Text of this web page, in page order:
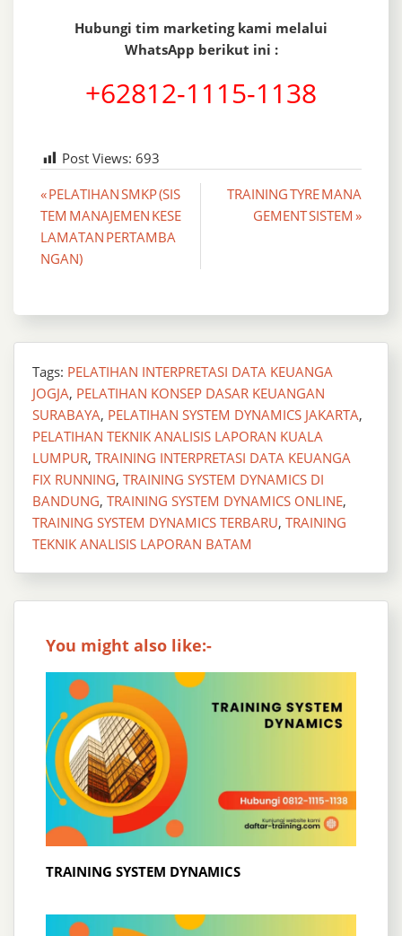
Hubungi tim marketing kami melalui
WhatsApp berikut ini :
+62812-1115-1138
Post Views: 693
Post
navigation
« PELATIHAN SMKP (SIS
TEM MANAJEMEN KESE
LAMATAN PERTAMBA
NGAN)
TRAINING TYRE MANA
GEMENT SISTEM »
Tags: PELATIHAN INTERPRETASI DATA KEUANGA
JOGJA, PELATIHAN KONSEP DASAR KEUANGAN
SURABAYA, PELATIHAN SYSTEM DYNAMICS JAKARTA,
PELATIHAN TEKNIK ANALISIS LAPORAN KUALA
LUMPUR, TRAINING INTERPRETASI DATA KEUANGA
FIX RUNNING, TRAINING SYSTEM DYNAMICS DI
BANDUNG, TRAINING SYSTEM DYNAMICS ONLINE,
TRAINING SYSTEM DYNAMICS TERBARU, TRAINING
TEKNIK ANALISIS LAPORAN BATAM
You might also like:-
TRAINING SYSTEM DYNAMICS